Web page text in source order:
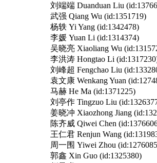
刘端端 Duanduan Liu
武强 Qiang Wu (id:1351719)
杨轶 Yi Yang (id:1342478)
李媛 Yuan Li (id:1314374)
吴晓亮 Xiaoliang Wu
李洪涛 Hongtao Li
刘峰超 Fengchao Liu
袁文康 Wenkang Yuan
马赫 He Ma (id:1371225)
刘亭作 Tingzuo Liu
姜晓冲 Xiaozhong Jiang
陈齐威 Qiwei Chen
王仁君 Renjun Wang
周一围 Yiwei Zhou
郭鑫 Xin Guo (id:1325380)